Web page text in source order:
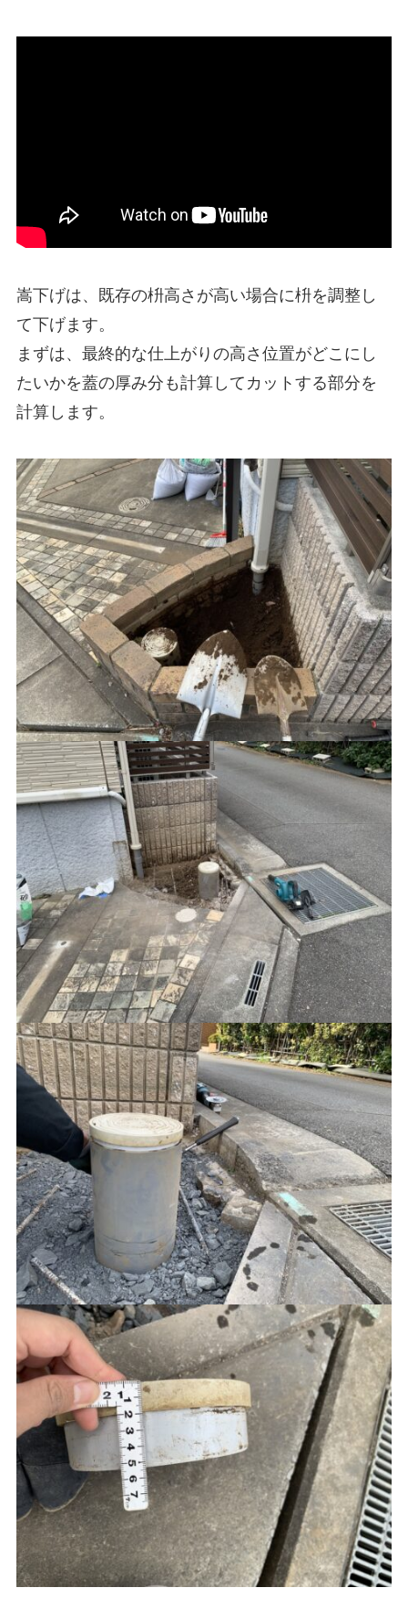
嵩下げは、既存の枡高さが高い場合に枡を調整し
て下げます。
まずは、最終的な仕上がりの高さ位置がどこにし
たいかを蓋の厚み分も計算してカットする部分を
計算します。